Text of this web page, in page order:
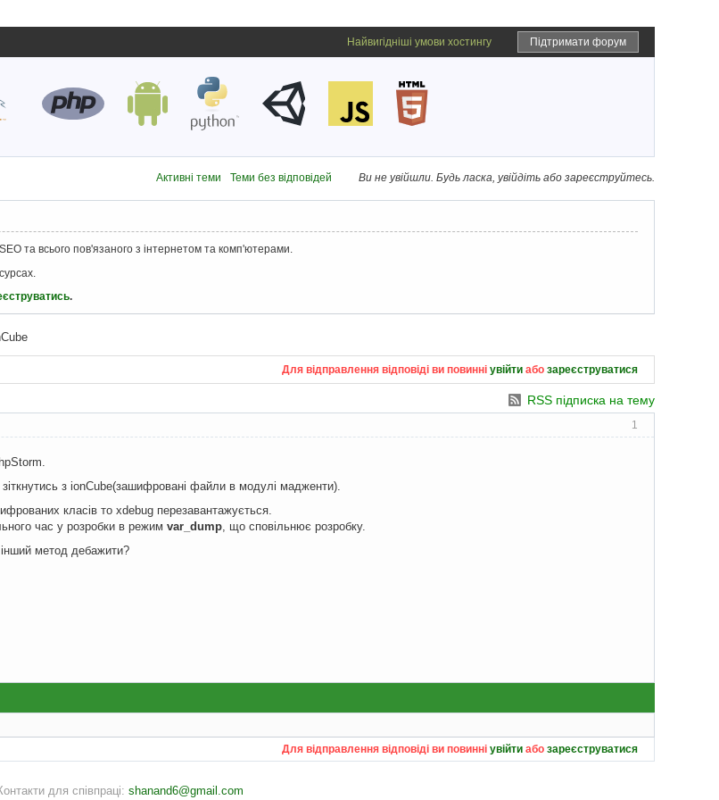
Підтримати форум
Найвигідніші умови хостингу
Ви не увійшли. Будь ласка, увійдіть або зареєструйтесь.
Активні теми Теми без відповідей
та всього пов'язаного з інтернетом та комп'ютерами.
.
Для відправлення відповіді ви повинні увійти або зареєструватися
RSS підписка на тему
1
з ionCube(зашифровані файли в модулі мадженти).
класів то xdebug перезавантажується.
час у розробки в режим var_dump , що сповільнює розробку.
метод дебажити?
Для відправлення відповіді ви повинні увійти або зареєструватися
для співпраці: shanand6@gmail.com